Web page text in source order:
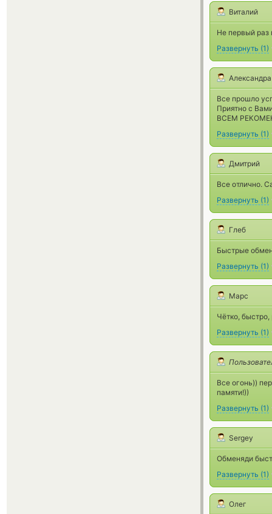
Виталий
Не первый раз
Развернуть (1)
Александра
Все прошло
Приятно с
ВСЕМ
Развернуть (1)
Дмитрий
Все отлично.
Развернуть (1)
Глеб
Быстрые
Развернуть (1)
Марс
Чётко, быстро,
Развернуть (1)
Все огонь))
памяти!))
Развернуть (1)
Sergey
Обменяди
Развернуть (1)
Олег